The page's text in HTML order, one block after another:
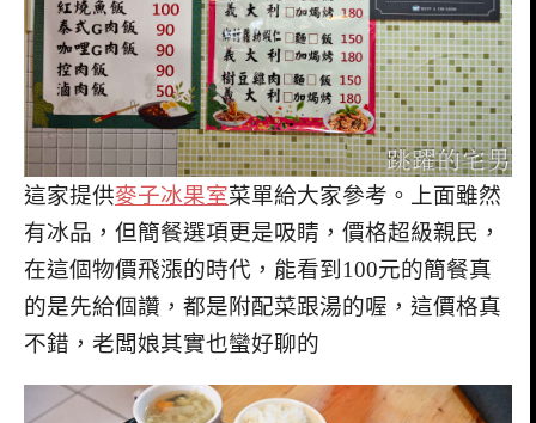
這家提供麥子冰果室菜單給大家參考。上面雖然
有冰品，但簡餐選項更是吸睛，價格超級親民，
在這個物價飛漲的時代，能看到100元的簡餐真
的是先給個讚，都是附配菜跟湯的喔，這價格真
不錯，老闆娘其實也蠻好聊的